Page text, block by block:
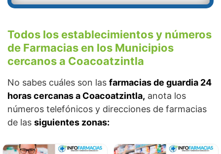
Todos los establecimientos y números
de Farmacias en los Municipios
cercanos a Coacoatzintla
No sabes cuáles son las farmacias de guardia 24
horas cercanas a Coacoatzintla, anota los
números telefónicos y direcciones de farmacias
de las siguientes zonas: